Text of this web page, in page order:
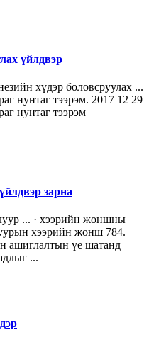
үйлдвэр
хүдэр боловсруулах ...
нунтаг тээрэм. 2017 12 29
нунтаг тээрэм
зарна
... · хээрийн жоншны
хээрийн жонш 784.
ашиглалтын үе шатанд
...